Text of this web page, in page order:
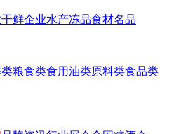
干鲜企业水产冻品食材名品
粮食类食用油类原料类食品类